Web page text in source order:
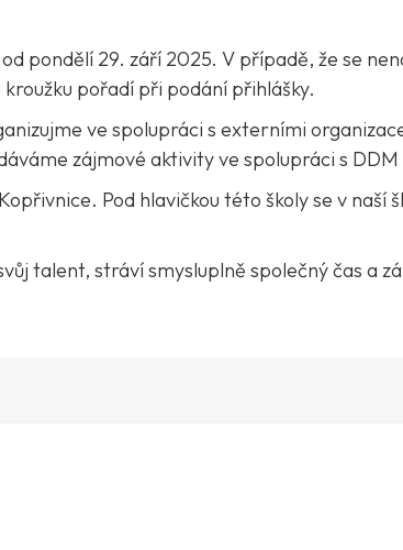
pondělí 29. září 2025. V případě, že se
pořadí při podání přihlášky.
ve spolupráci s externími
zájmové aktivity ve spolupráci s
Pod hlavičkou této školy se v naší
talent, stráví smysluplně společný čas a